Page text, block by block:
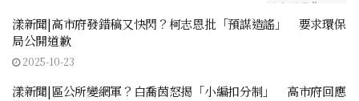
漾新聞|高市府發錯稿又快閃？柯志恩批「預謀造謠」 要求環保
局公開道歉
2025-10-23
漾新聞|區公所變網軍？白喬茵怒揭「小編扣分制」 高市府回應